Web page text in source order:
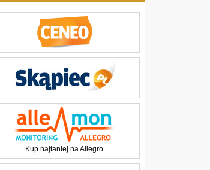
Kup najtaniej na Allegro